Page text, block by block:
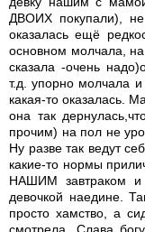
ДВОИХ покупали), не
оказалась ещё
основном молчала,
сказала -очень
т.д. упорно молчала
какая-то оказалась.
она так
прочим) на пол не
Ну разве так ведут
какие-то нормы
НАШИМ завтраком и
девочкой наедине.
просто хамство, а
смотрела. Слава